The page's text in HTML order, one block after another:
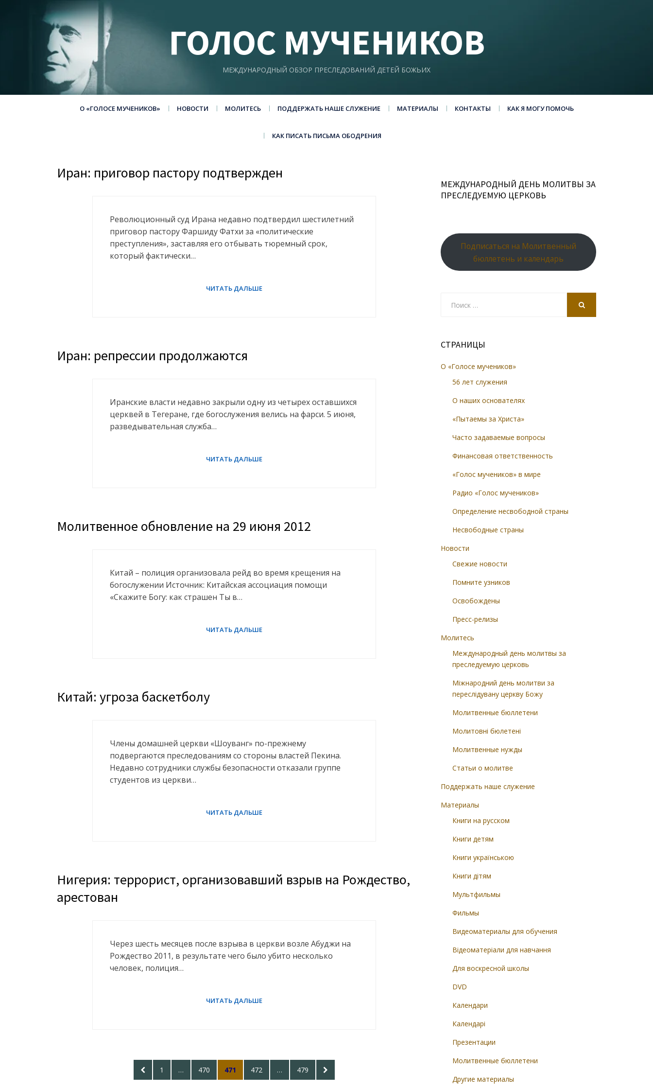
ГОЛОС МУЧЕНИКОВ
МЕЖДУНАРОДНЫЙ ОБЗОР ПРЕСЛЕДОВАНИЙ ДЕТЕЙ БОЖЬИХ
О «ГОЛОСЕ МУЧЕНИКОВ» НОВОСТИ МОЛИТЕСЬ ПОДДЕРЖАТЬ НАШЕ СЛУЖЕНИЕ МАТЕРИАЛЫ КОНТАКТЫ КАК Я МОГУ ПОМОЧЬ
КАК ПИСАТЬ ПИСЬМА ОБОДРЕНИЯ
Иран: приговор пастору подтвержден
Революционный суд Ирана недавно подтвердил шестилетний
приговор пастору Фаршиду Фатхи за «политические
преступления», заставляя его отбывать тюремный срок,
который фактически…
Иран: репрессии продолжаются
Иранские власти недавно закрыли одну из четырех оставшихся
церквей в Тегеране, где богослужения велись на фарси. 5 июня,
разведывательная служба…
Молитвенное обновление на 29 июня 2012
Китай – полиция организовала рейд во время крещения на
богослужении Источник: Китайская ассоциация помощи
«Скажите Богу: как страшен Ты в…
Китай: угроза баскетболу
Члены домашней церкви «Шоуванг» по-прежнему
подвергаются преследованиям со стороны властей Пекина.
Недавно сотрудники службы безопасности отказали группе
студентов из церкви…
Нигерия: террорист, организовавший взрыв на Рождество,
арестован
Через шесть месяцев после взрыва в церкви возле Абуджи на
Рождество 2011, в результате чего было убито несколько
человек, полиция…
PREVIOUS
PAGE
PAGE
1 … PAGE
470 PAGE
471 PAGE
472 … PAGE
479
NEXT
PAGE
МЕЖДУНАРОДНЫЙ ДЕНЬ МОЛИТВЫ ЗА
ПРЕСЛЕДУЕМУЮ ЦЕРКОВЬ
Подписаться на Молитвенный
бюллетень и календарь
СТРАНИЦЫ
О «Голосе мучеников»
56 лет служения
О наших основателях
«Пытаемы за Христа»
Часто задаваемые вопросы
Финансовая ответственность
«Голос мучеников» в мире
Радио «Голос мучеников»
Определение несвободной страны
Несвободные страны
Новости
Свежие новости
Помните узников
Освобождены
Пресс-релизы
Молитесь
Международный день молитвы за
преследуемую церковь
Міжнародний день молитви за
переслідувану церкву Божу
Молитвенные бюллетени
Молитовні бюлетені
Молитвенные нужды
Статьи о молитве
Поддержать наше служение
Материалы
Книги на русском
Книги детям
Книги українською
Книги дітям
Мультфильмы
Фильмы
Видеоматериалы для обучения
Відеоматеріали для навчання
Для воскресной школы
DVD
Календари
Календарі
Презентации
Молитвенные бюллетени
Другие материалы